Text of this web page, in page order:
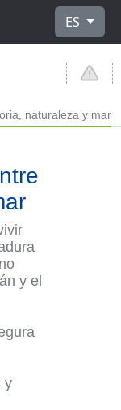
ES
naturaleza y mar
y el
y